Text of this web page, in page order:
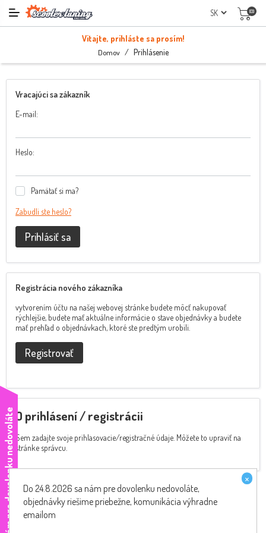
(0)
Vitajte, prihláste sa prosím!
Domov / Prihlásenie
Vracajúci sa zákazník
E-mail:
Heslo:
Pamätať si ma?
Zabudli ste heslo?
Prihlásiť sa
Registrácia nového zákazníka
vytvorením účtu na našej webovej stránke budete môcť nakupovať
rýchlejšie, budete mať aktuálne informácie o stave objednávky a budete
mať prehľad o objednávkach, ktoré ste predtým urobili.
Registrovať
O prihlásení / registrácii
Sem zadajte svoje prihlasovacie/registračné údaje. Môžete to upraviť na
stránke správcu.
e ×
Do 24.8.2026 sa nám pre dovolenku nedovoláte,
objednávky riešime priebežne, komunikácia výhradne
emailom